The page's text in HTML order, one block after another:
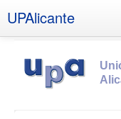
UPAlicante